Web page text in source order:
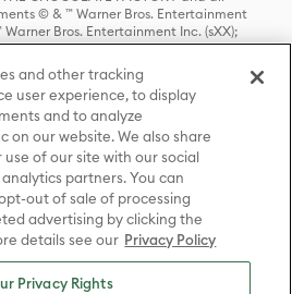
© & ™ Warner Bros. Entertainment
Warner Bros. Entertainment Inc. (sXX);
OF THRONES, and all related
™ Home Box Office, Inc. (sXX); CHILLING
RIVERDALE © & ™ Warner Bros.
and all related characters and
Publications, Inc. Used with permission.
characters and elements © & ™ Castle
LASSO © & ™ Warner Bros.
Television LLC (sXX); THE HOBBIT: AN
HOBBIT: THE DESOLATION OF SMAUG,
THE FIVE ARMIES, THE LORD OF THE
THE RING, THE LORD OF THE RINGS: THE
THE RINGS: THE RETURN OF THE KING
items, events and places therein are
d/b/a Middle-earth Enterprises
and other tracking
user experience, to display
and to analyze
on our website. We also share
of our site with our social
partners. You can
out of sale of processing
advertising by clicking the
details see our Privacy Policy
Privacy Rights